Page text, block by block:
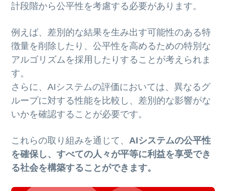
計段階から公平性を考慮する必要があります。
例えば、差別的な結果を生み出す可能性のある特
徴量を削除したり、公平性を高めるための特別な
アルゴリズムを採用したりすることが考えられま
す。
さらに、AIシステムの評価においては、異なるグ
ループに対する性能を比較し、差別的な影響がな
いかを確認することが必要です。
これらの取り組みを通じて、 AIシステムの公平性
を確保し、すべての人々が平等に利益を享受でき
る社会を構築することができます。